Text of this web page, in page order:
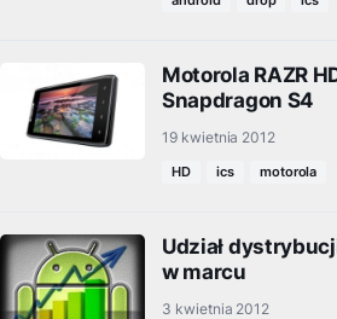
Motorola RAZR
Snapdragon S4
19 kwietnia 2012
HD ics motorola
Udział
w marcu
3 kwietnia 2012